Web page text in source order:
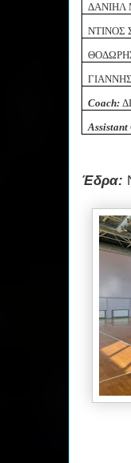
ΔΑΝΙΗΛ
ΝΤΙΝΟΣ
Coach:
Έδρα: